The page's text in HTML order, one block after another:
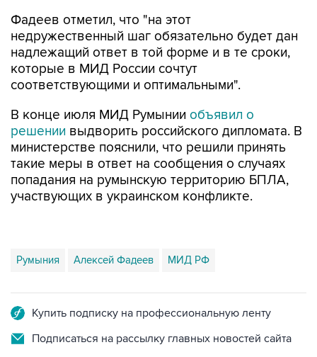
Фадеев отметил, что "на этот
недружественный шаг обязательно будет дан
надлежащий ответ в той форме и в те сроки,
которые в МИД России сочтут
соответствующими и оптимальными".
В конце июля МИД Румынии объявил о
решении выдворить российского дипломата. В
министерстве пояснили, что решили принять
такие меры в ответ на сообщения о случаях
попадания на румынскую территорию БПЛА,
участвующих в украинском конфликте.
Румыния Алексей Фадеев МИД РФ
Купить подписку на профессиональную ленту
Подписаться на рассылку главных новостей сайта